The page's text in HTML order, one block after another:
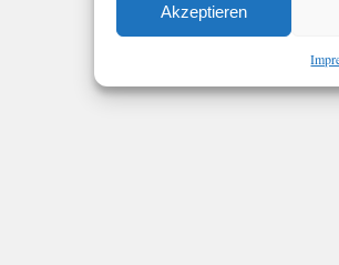
Akzeptieren